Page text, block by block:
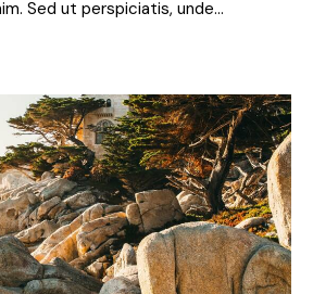
Sed ut perspiciatis, unde…